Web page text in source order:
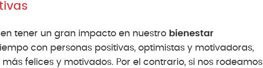
tener un gran impacto en nuestro bienestar
con personas positivas, optimistas y motivadoras,
felices y motivados. Por el contrario, si nos rodeamos